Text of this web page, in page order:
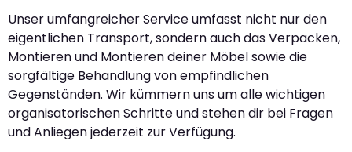
Unser umfangreicher Service umfasst nicht nur den
eigentlichen Transport, sondern auch das Verpacken,
Montieren und Montieren deiner Möbel sowie die
sorgfältige Behandlung von empfindlichen
Gegenständen. Wir kümmern uns um alle wichtigen
organisatorischen Schritte und stehen dir bei Fragen
und Anliegen jederzeit zur Verfügung.